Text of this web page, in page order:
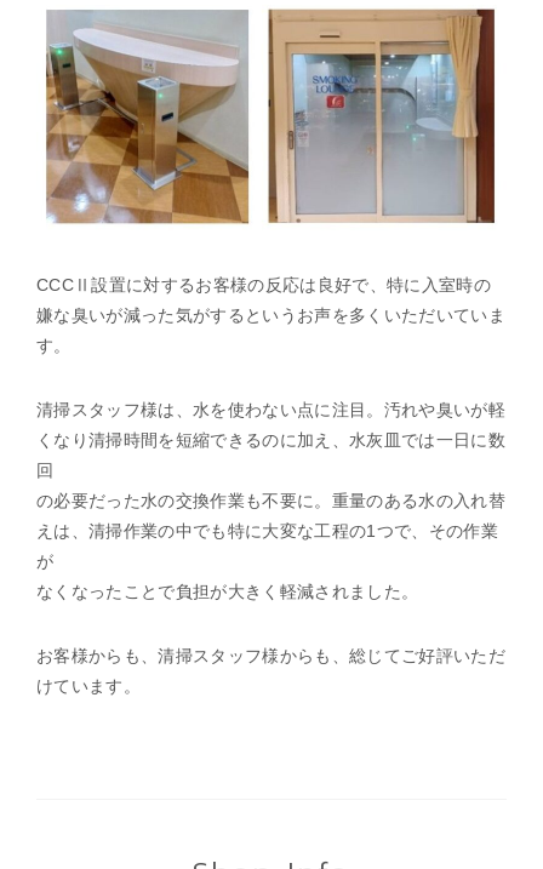
CCCⅡ設置に対するお客様の反応は良好で、特に入室時の
嫌な臭いが減った気がするというお声を多くいただいていま
す。
清掃スタッフ様は、水を使わない点に注目。汚れや臭いが軽
くなり清掃時間を短縮できるのに加え、水灰皿では一日に数
回
の必要だった水の交換作業も不要に。重量のある水の入れ替
えは、清掃作業の中でも特に大変な工程の1つで、その作業
が
なくなったことで負担が大きく軽減されました。
お客様からも、清掃スタッフ様からも、総じてご好評いただ
けています。